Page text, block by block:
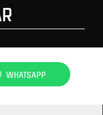
WHATSAPP